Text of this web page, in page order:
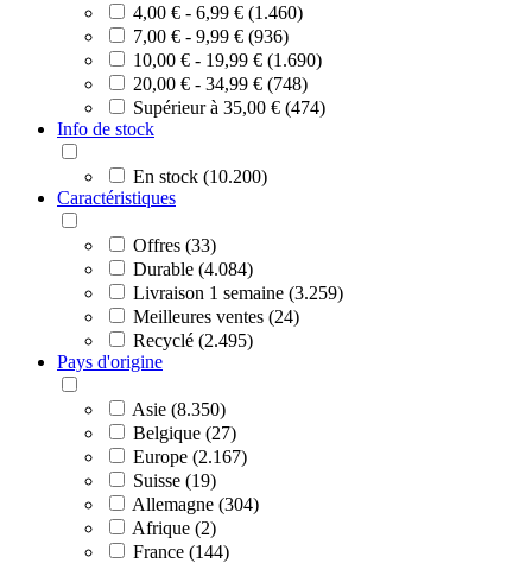
4,00 € - 6,99 € (1.460)
7,00 € - 9,99 € (936)
10,00 € - 19,99 € (1.690)
20,00 € - 34,99 € (748)
Supérieur à 35,00 € (474)
Info de stock
En stock (10.200)
Caractéristiques
Offres (33)
Durable (4.084)
Livraison 1 semaine (3.259)
Meilleures ventes (24)
Recyclé (2.495)
Pays d'origine
Asie (8.350)
Belgique (27)
Europe (2.167)
Suisse (19)
Allemagne (304)
Afrique (2)
France (144)